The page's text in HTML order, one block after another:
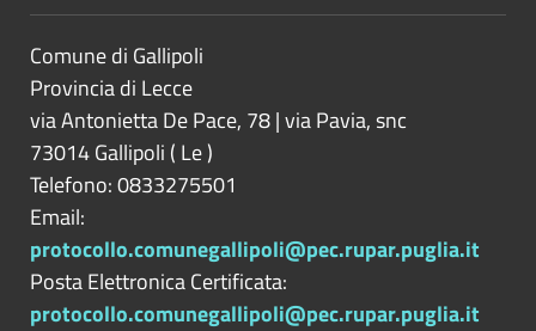
Comune di Gallipoli
Provincia di Lecce
via Antonietta De Pace, 78 | via Pavia, snc
73014Gallipoli ( Le)
Telefono: 0833275501
Email:
protocollo.comunegallipoli@pec.rupar.puglia.it
Posta Elettronica Certificata:
protocollo.comunegallipoli@pec.rupar.puglia.it